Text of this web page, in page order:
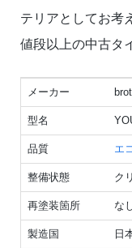
テリアとしてお考
値段以上の中古タ
メーカー
型名
品質 エ
整備状態 ク
再塗装箇所 な
製造国 日